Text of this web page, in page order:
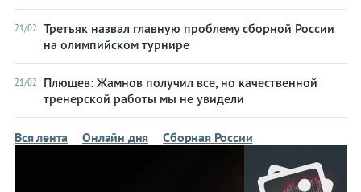
Хоккей
Теннис
Бои
Прочие
21/02 Третьяк назвал главную проблему сборной России
на олимпийском турнире
21/02 Плющев: Жамнов получил все, но качественной
тренерской работы мы не увидели
Вся лента Онлайн дня Сборная России
Хоккей
Теннис
Бои
Прочие